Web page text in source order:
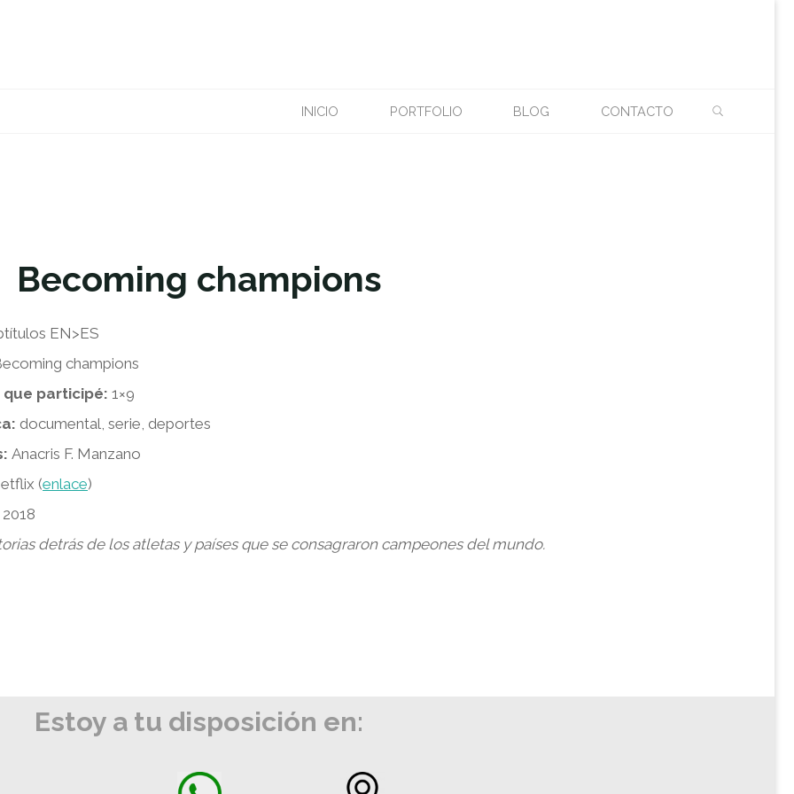
INICIO PORTFOLIO BLOG CONTACTO
CHAMPIONS
Becoming champions
EN>ES
champions
que participé: 1×9
documental, serie, deportes
Anacris F. Manzano
(enlace)
2018
detrás de los atletas y países que se consagraron campeones del mundo.
Estoy a tu disposición en: